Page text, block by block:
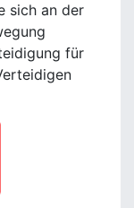
sich an der
für